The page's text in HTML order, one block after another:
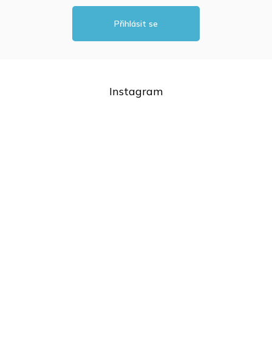
v
ý
i
Přihlásit se
Instagram